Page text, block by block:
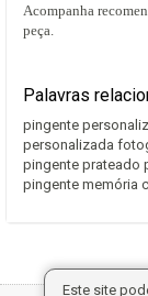
Acompanha
peça.
Palavras
pingente
personalizada
pingente prateado
pingente memória
Este site